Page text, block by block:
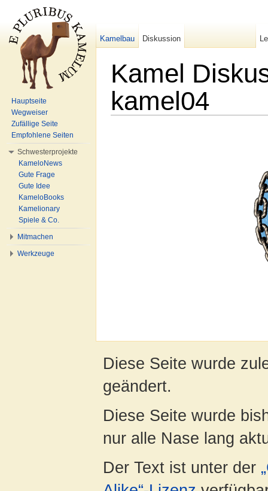
Kamel
kamel04
Kamelbau Diskussion
Hauptseite
Wegweiser
Zufällige Seite
Empfohlene Seiten
Schwesterprojekte
KameloNews
Gute Frage
Gute Idee
KameloBooks
Kamelionary
Spiele & Co.
Mitmachen
Werkzeuge
Diese Seite wurde
geändert.
Diese Seite wurde
nur alle Nase lang
Der Text ist unter der